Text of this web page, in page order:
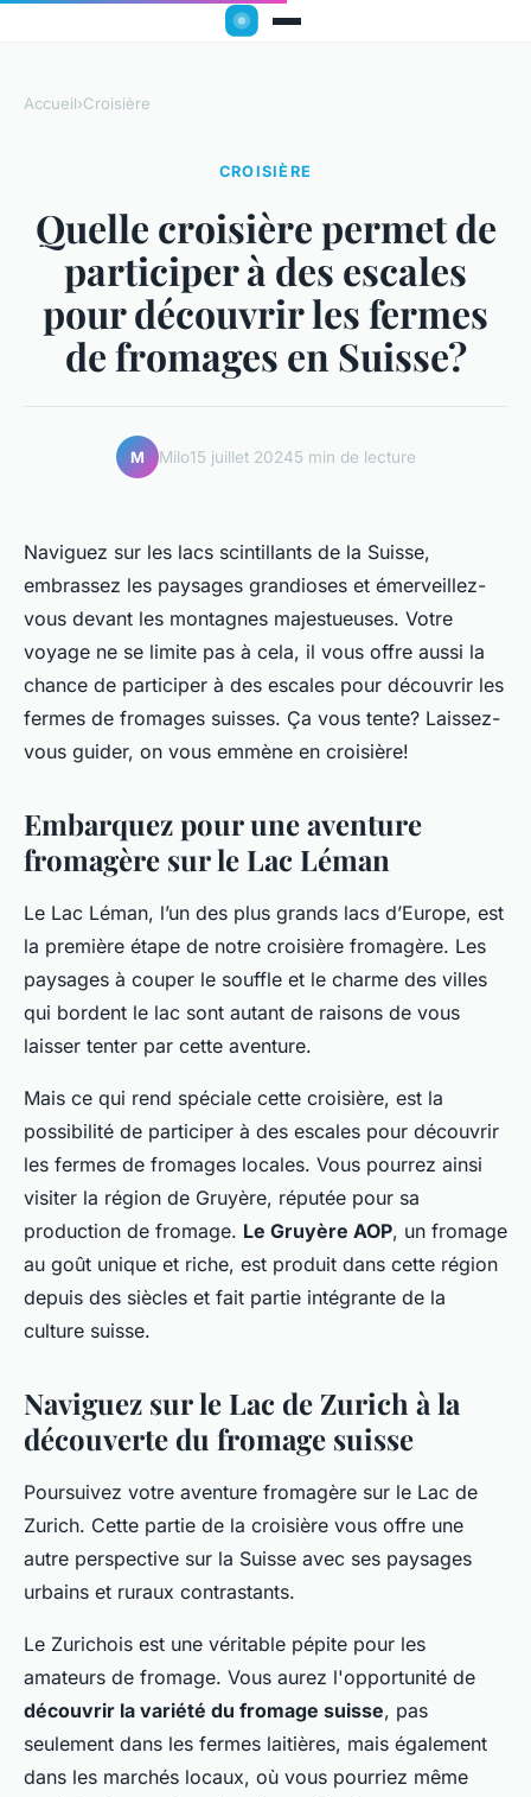
Accueil›Croisière
CROISIÈRE
Quelle croisière permet de
participer à des escales
pour découvrir les fermes
de fromages en Suisse?
M Milo15 juillet 20245 min de lecture
Naviguez sur les lacs scintillants de la Suisse,
embrassez les paysages grandioses et émerveillez-
vous devant les montagnes majestueuses. Votre
voyage ne se limite pas à cela, il vous offre aussi la
chance de participer à des escales pour découvrir les
fermes de fromages suisses. Ça vous tente? Laissez-
vous guider, on vous emmène en croisière!
Embarquez pour une aventure
fromagère sur le Lac Léman
Le Lac Léman, l’un des plus grands lacs d’Europe, est
la première étape de notre croisière fromagère. Les
paysages à couper le souffle et le charme des villes
qui bordent le lac sont autant de raisons de vous
laisser tenter par cette aventure.
Mais ce qui rend spéciale cette croisière, est la
possibilité de participer à des escales pour découvrir
les fermes de fromages locales. Vous pourrez ainsi
visiter la région de Gruyère, réputée pour sa
production de fromage. Le Gruyère AOP, un fromage
au goût unique et riche, est produit dans cette région
depuis des siècles et fait partie intégrante de la
culture suisse.
Naviguez sur le Lac de Zurich à la
découverte du fromage suisse
Poursuivez votre aventure fromagère sur le Lac de
Zurich. Cette partie de la croisière vous offre une
autre perspective sur la Suisse avec ses paysages
urbains et ruraux contrastants.
Le Zurichois est une véritable pépite pour les
amateurs de fromage. Vous aurez l'opportunité de
découvrir la variété du fromage suisse, pas
seulement dans les fermes laitières, mais également
dans les marchés locaux, où vous pourriez même